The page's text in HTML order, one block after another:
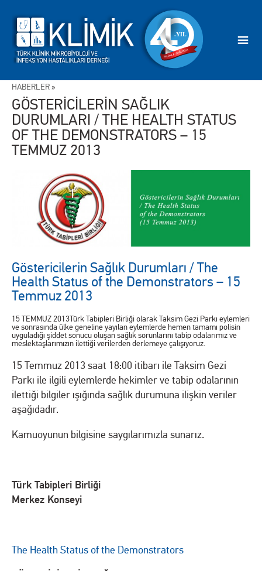
HABERLER »
GÖSTERİCİLERİN SAĞLIK
DURUMLARI / THE HEALTH STATUS
OF THE DEMONSTRATORS – 15
TEMMUZ 2013
Göstericilerin Sağlık Durumları / The
Health Status of the Demonstrators – 15
Temmuz 2013
15 TEMMUZ 2013Türk Tabipleri Birliği olarak Taksim Gezi Parkı eylemleri
ve sonrasında ülke geneline yayılan eylemlerde hemen tamamı polisin
uyguladığı şiddet sonucu oluşan sağlık sorunlarını tabip odalarımız ve
meslektaşlarımızın ilettiği verilerden derlemeye çalışıyoruz.
15 Temmuz 2013 saat 18:00 itibarı ile Taksim Gezi
Parkı ile ilgili eylemlerde hekimler ve tabip odalarının
ilettiği bilgiler ışığında sağlık durumuna ilişkin veriler
aşağıdadır.
Kamuoyunun bilgisine saygılarımızla sunarız.
Türk Tabipleri Birliği
Merkez Konseyi
The Health Status of the Demonstrators